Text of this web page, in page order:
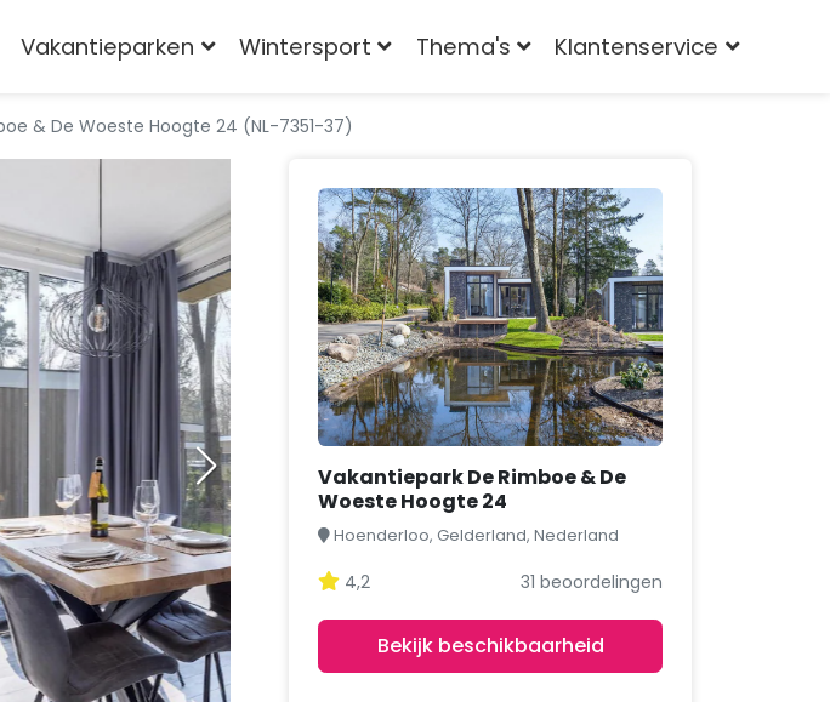
Vakantieparken Wintersport Thema's Klantenservice
& De Woeste Hoogte 24 (NL-7351-37)
Vakantiepark De Rimboe & De
Woeste Hoogte 24
Hoenderloo, Gelderland, Nederland
4,2 31 beoordelingen
Bekijk beschikbaarheid